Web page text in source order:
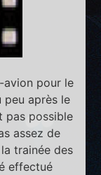
pour le
après le
pas possible
assez de
trainée des
effectué